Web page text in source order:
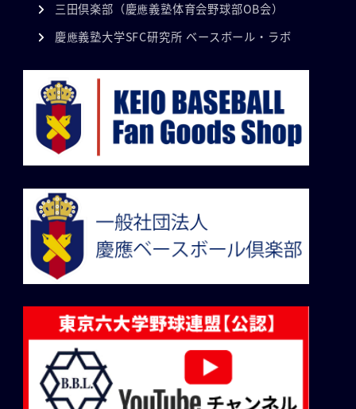
三田倶楽部（慶應義塾体育会野球部OB会）
慶應義塾大学SFC研究所 ベースボール・ラボ